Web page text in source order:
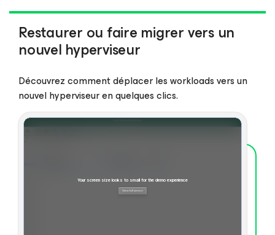
Restaurer ou faire migrer vers un
nouvel hyperviseur
Découvrez comment déplacer les workloads vers un
nouvel hyperviseur en quelques clics.